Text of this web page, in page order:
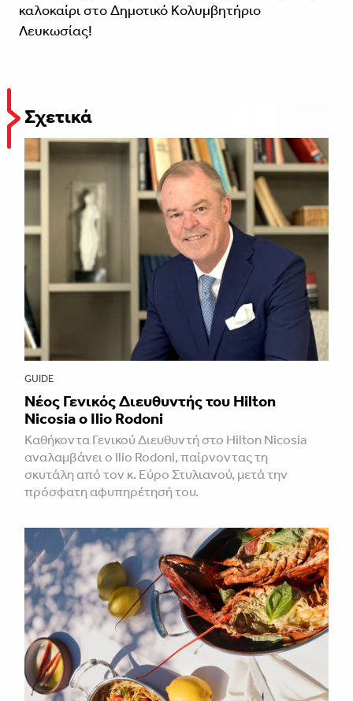
καλοκαίρι στο Δημοτικό Κολυμβητήριο
Λευκωσίας!
Σχετικά
GUIDE
Νέος Γενικός Διευθυντής του Hilton
Nicosia ο Ilio Rodoni
Καθήκοντα Γενικού Διευθυντή στο Hilton Nicosia
αναλαμβάνει ο Ilio Rodoni, παίρνοντας τη
σκυτάλη από τον κ. Εύρο Στυλιανού, μετά την
πρόσφατη αφυπηρέτησή του.